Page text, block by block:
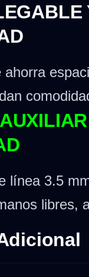
ahorra
línea 3.5
libres,